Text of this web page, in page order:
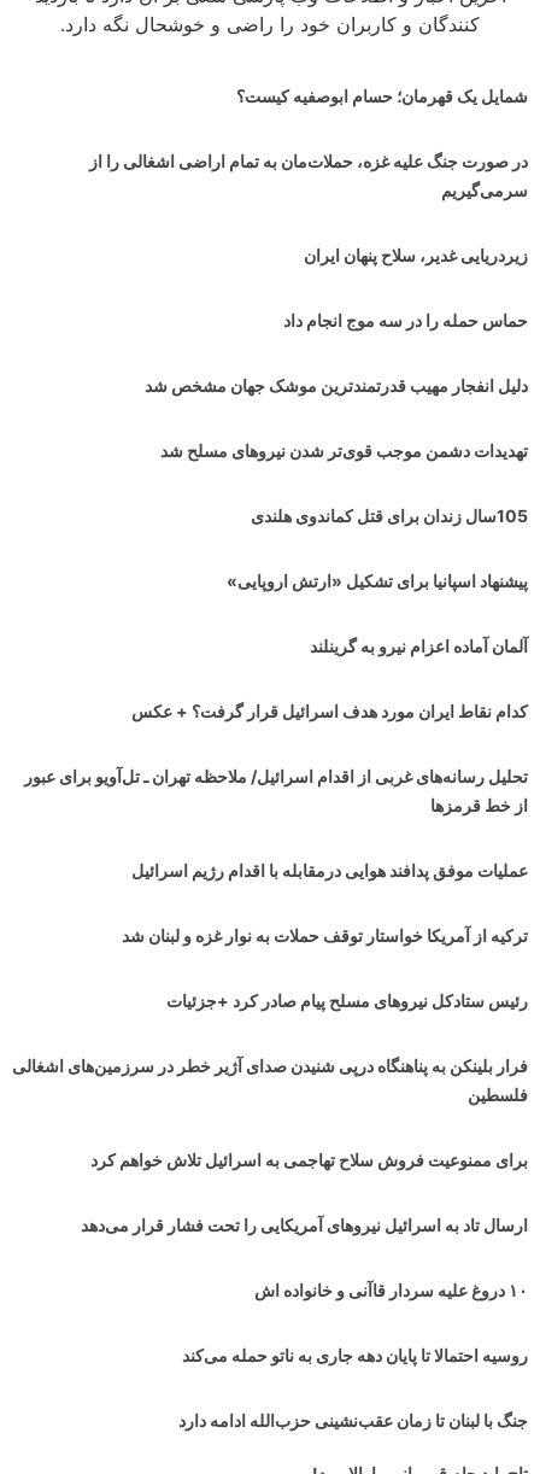
کنندگان و کاربران خود را راضی و خوشحال نگه دارد.
شمایل یک قهرمان؛ حسام ابوصفیه کیست؟
در صورت جنگ علیه غزه، حملات‌مان به تمام اراضی اشغالی را از
سرمی‌گیریم
زیردریایی غدیر، سلاح پنهان ایران
حماس حمله را در سه موج انجام داد
دلیل انفجار مهیب قدرتمندترین موشک جهان مشخص شد
تهدیدات دشمن موجب قوی‌تر شدن نیروهای مسلح شد
105سال زندان برای قتل کماندوی هلندی
پیشنهاد اسپانیا برای تشکیل «ارتش اروپایی»
آلمان آماده اعزام نیرو به گرینلند
کدام نقاط ایران مورد هدف اسرائیل قرار گرفت؟ + عکس
تحلیل رسانه‌های غربی از اقدام اسرائیل/ ملاحظه تهران ـ تل‌آویو برای عبور
از خط قرمزها
عملیات موفق پدافند هوایی درمقابله با اقدام رژیم اسرائیل
ترکیه از آمریکا خواستار توقف حملات به نوار غزه و لبنان شد
رئیس ستادکل نیروهای مسلح پیام صادر کرد +جزئیات
فرار بلینکن به پناهنگاه درپی شنیدن صدای آژیر خطر در سرزمین‌های اشغالی
فلسطین
برای ممنوعیت فروش سلاح تهاجمی به اسرائیل تلاش خواهم کرد
ارسال تاد به اسرائیل نیروهای آمریکایی را تحت فشار قرار می‌دهد
۱۰ دروغ علیه سردار قاآنی و خانواده اش
روسیه احتمالا تا پایان دهه جاری به ناتو حمله می‌کند
جنگ با لبنان تا زمان عقب‌نشینی حزب‌الله ادامه دارد